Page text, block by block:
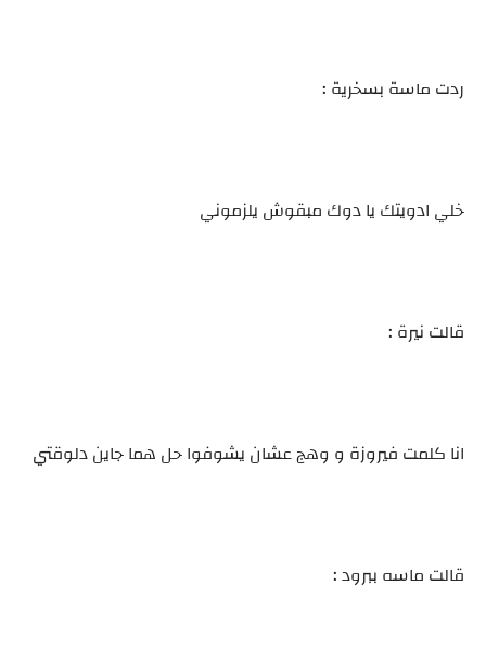
ردت ماسة بسخرية :
خلي ادويتك يا دوك مبقوش يلزموني
قالت نيرة :
انا كلمت فيروزة و وهج عشان يشوفوا حل هما جاين دلوقتي
قالت ماسه ببرود :